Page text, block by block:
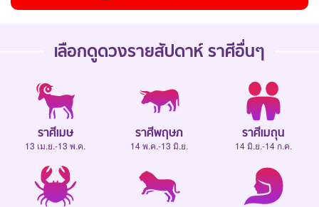
เลือกดูดวงรายสัปดาห์ ราศีอื่นๆ
ราศีเมษ
13 เม.ย.-13 พ.ค.
ราศีพฤษภ
14 พ.ค.-13 มิ.ย.
ราศีเมถุน
14 มิ.ย.-14 ก.ค.